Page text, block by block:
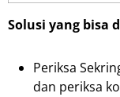
Solusi yang bisa
Periksa
dan periksa